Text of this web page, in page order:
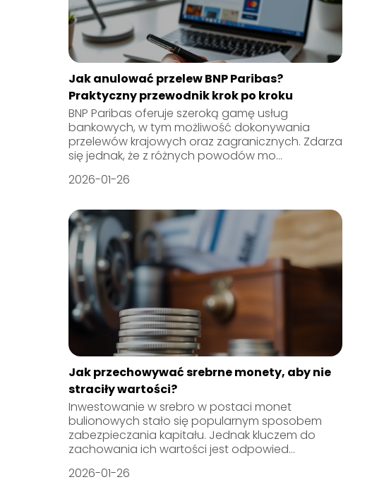
Jak anulować przelew BNP Paribas?
Praktyczny przewodnik krok po kroku
BNP Paribas oferuje szeroką gamę usług
bankowych, w tym możliwość dokonywania
przelewów krajowych oraz zagranicznych. Zdarza
się jednak, że z różnych powodów mo...
2026-01-26
Jak przechowywać srebrne monety, aby nie
straciły wartości?
Inwestowanie w srebro w postaci monet
bulionowych stało się popularnym sposobem
zabezpieczania kapitału. Jednak kluczem do
zachowania ich wartości jest odpowied...
2026-01-26